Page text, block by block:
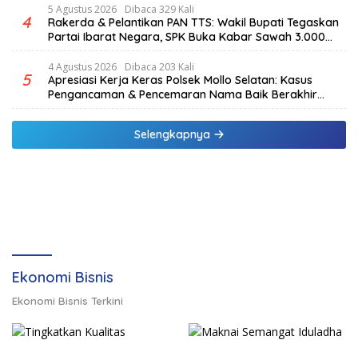
4
5 Agustus 2026 Dibaca 329 Kali
Rakerda & Pelantikan PAN TTS: Wakil Bupati Tegaskan
Partai Ibarat Negara, SPK Buka Kabar Sawah 3.000
Hektar & Larangan Politik Uang
5
4 Agustus 2026 Dibaca 203 Kali
Apresiasi Kerja Keras Polsek Mollo Selatan: Kasus
Pengancaman & Pencemaran Nama Baik Berakhir
Damai
Selengkapnya
Ekonomi Bisnis
Ekonomi Bisnis Terkini